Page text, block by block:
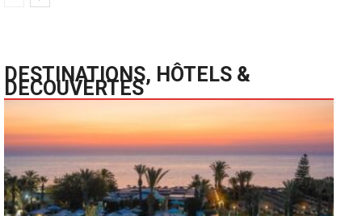
DESTINATIONS, HÔTELS &
DECOUVERTES